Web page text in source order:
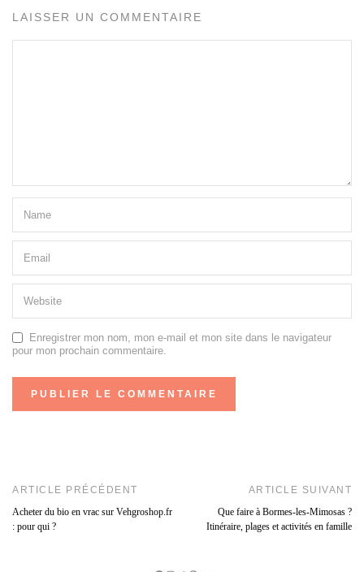
LAISSER UN COMMENTAIRE
Enregistrer mon nom, mon e-mail et mon site dans le navigateur
pour mon prochain commentaire.
ARTICLE PRÉCÉDENT
Acheter du bio en vrac sur Vehgroshop.fr
: pour qui ?
ARTICLE SUIVANT
Que faire à Bormes-les-Mimosas ?
Itinéraire, plages et activités en famille